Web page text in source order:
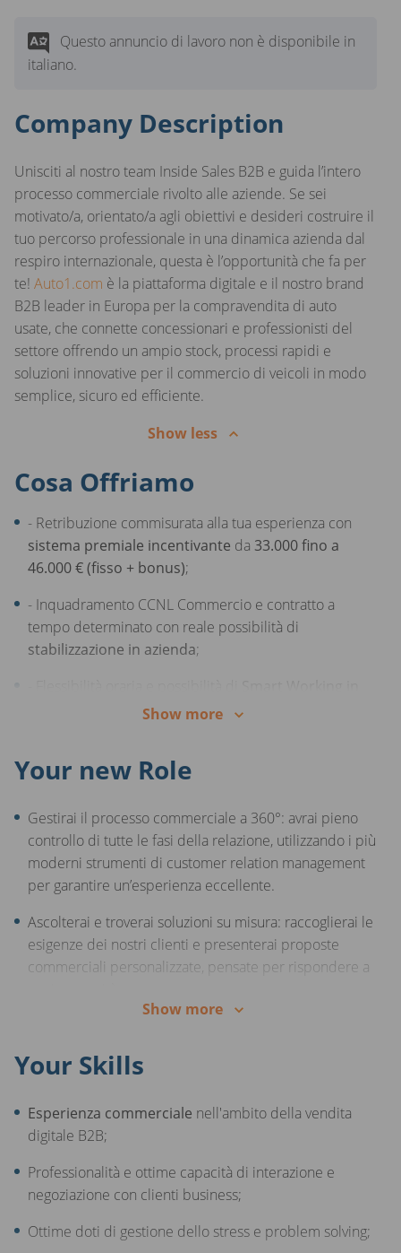
Questo annuncio di lavoro non è disponibile in
italiano.
Company Description
Unisciti al nostro team Inside Sales B2B e guida l’intero
processo commerciale rivolto alle aziende. Se sei
motivato/a, orientato/a agli obiettivi e desideri costruire il
tuo percorso professionale in una dinamica azienda dal
respiro internazionale, questa è l’opportunità che fa per
te! Auto1.com è la piattaforma digitale e il nostro brand
B2B leader in Europa per la compravendita di auto
usate, che connette concessionari e professionisti del
settore offrendo un ampio stock, processi rapidi e
soluzioni innovative per il commercio di veicoli in modo
semplice, sicuro ed efficiente.
Show less
Cosa Offriamo
- Retribuzione commisurata alla tua esperienza con
sistema premiale incentivante da 33.000 fino a
46.000 € (fisso + bonus);
- Inquadramento CCNL Commercio e contratto a
tempo determinato con reale possibilità di
stabilizzazione in azienda;
costante dei tuoi risultati;
per una visione a 360° del business e la piena
gestione del tuo portfolio clienti;
- Contesto internazionale e in crescita, dove il talento,
Show more
Your new Role
Gestirai il processo commerciale a 360°: avrai pieno
controllo di tutte le fasi della relazione, utilizzando i più
moderni strumenti di customer relation management
per garantire un’esperienza eccellente.
Ascolterai e troverai soluzioni su misura: raccoglierai le
esigenze dei nostri clienti e presenterai proposte
commerciali personalizzate, pensate per rispondere a
supportandoli nelle loro decisioni d’acquisto sulla
Gestirai e svilupperai relazioni di valore: ti occuperai di
sulla piattaforma, diventando il loro punto di
riferimento.
Svilupperai nuove opportunità di business: sarai
Show more
Your Skills
Esperienza commerciale nell'ambito della vendita
digitale B2B;
Professionalità e ottime capacità di interazione e
negoziazione con clienti business;
Ottime doti di gestione dello stress e problem solving;